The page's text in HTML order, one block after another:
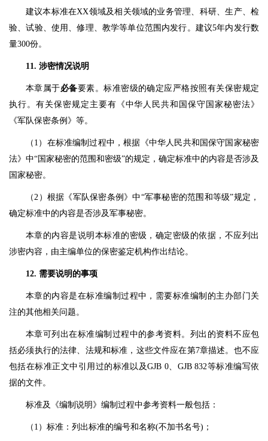
建议本标准在XX领域及相关领域的业务管理、科研、生产、检
验、试验、使用、修理、教学等单位范围内发行。建议5年内发行数
量300份。
11. 涉密情况说明
本章属于必备要素。标准密级的确定应严格按照有关保密规定
执行。有关保密规定主要有《中华人民共和国保守国家秘密法》
《军队保密条例》等。
（1）在标准编制过程中，根据《中华人民共和国保守国家秘密
法》中“国家秘密的范围和密级”的规定，确定标准中的内容是否涉及
国家秘密。
（2）根据《军队保密条例》中“军事秘密的范围和等级”规定，
确定标准中的内容是否涉及军事秘密。
本章的内容是说明本标准的密级，确定密级的依据，不应列出
涉密内容，由主编单位的保密鉴定机构作出结论。
12. 需要说明的事项
本章的内容是在标准编制过程中，需要标准编制的主办部门关
注的其他相关问题。
本章可列出在标准编制过程中的参考资料。列出的资料不应包
括必须执行的法律、法规和标准，这些文件应在第7章描述。也不应
包括在标准正文中引用过的标准以及GJB 0、GJB 832等标准编写依
据的文件。
标准及《编制说明》编制过程中参考资料一般包括：
（1）标准：列出标准的编号和名称(不加书名号)；